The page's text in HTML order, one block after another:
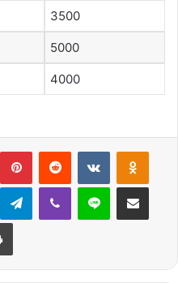
3500
5000
4000
PinterestReddit VKontakte
TelegramViber Line E-Posta ile
Yazdır